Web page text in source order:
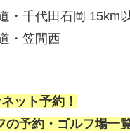
・千代田石岡 15km
・笠間西
ット予約！
予約・ゴルフ場一